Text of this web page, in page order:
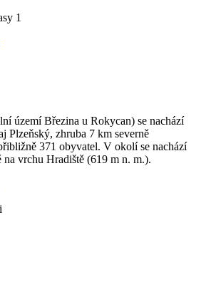
1
území Březina u Rokycan) se nachází
Plzeňský, zhruba 7 km severně
371 obyvatel. V okolí se nachází
na vrchu Hradiště (619 m n. m.).